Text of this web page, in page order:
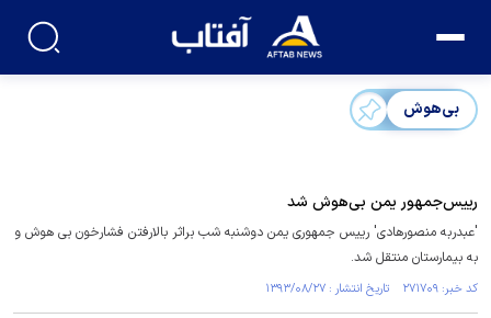
بی‌هوش
رییس‌جمهور یمن بی‌هوش شد
'عبدربه منصورهادی' رییس جمهوری یمن دوشنبه شب براثر بالارفتن فشارخون بی هوش و
به بیمارستان منتقل شد.
کد خبر: ۲۷۱۷۰۹ تاریخ انتشار : ۱۳۹۳/۰۸/۲۷